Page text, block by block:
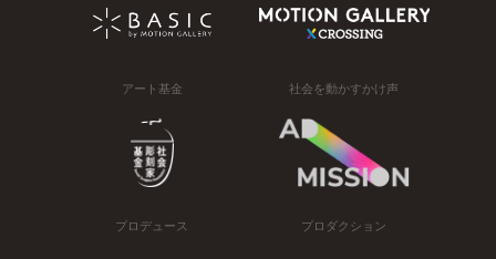
アート基金 社会を動かすかけ声
プロデュース プロダクション